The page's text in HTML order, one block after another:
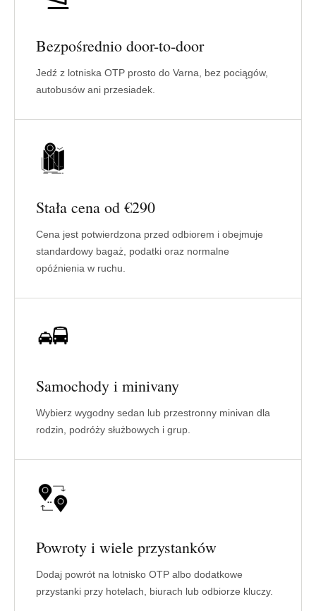
Bezpośrednio door-to-door
Jedź z lotniska OTP prosto do Varna, bez pociągów,
autobusów ani przesiadek.
Stała cena od €290
Cena jest potwierdzona przed odbiorem i obejmuje
standardowy bagaż, podatki oraz normalne
opóźnienia w ruchu.
Samochody i minivany
Wybierz wygodny sedan lub przestronny minivan dla
rodzin, podróży służbowych i grup.
Powroty i wiele przystanków
Dodaj powrót na lotnisko OTP albo dodatkowe
przystanki przy hotelach, biurach lub odbiorze kluczy.